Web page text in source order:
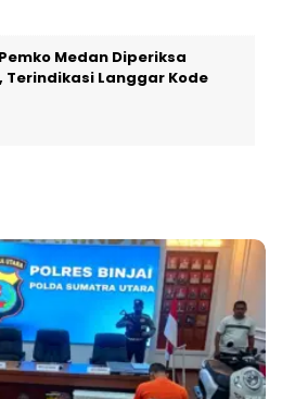
Medan Diperiksa
Langgar Kode